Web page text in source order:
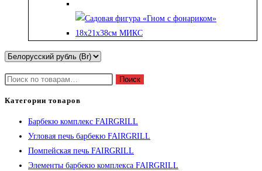
Искать: Поиск
Категории товаров
Барбекю комплекс FAIRGRILL
Угловая печь барбекю FAIRGRILL
Помпейская печь FAIRGRILL
Элементы барбекю комплекса FAIRGRILL